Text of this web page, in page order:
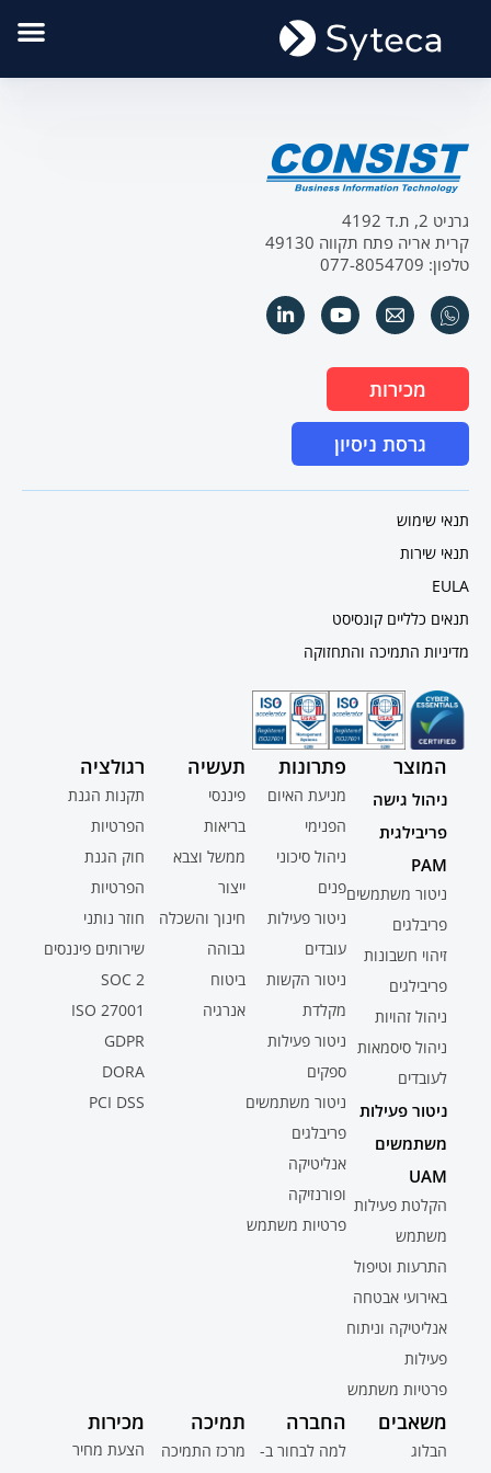
גרניט 2, ת.ד 4192
קרית אריה פתח תקווה 49130
טלפון: 077-8054709
מכירות
גרסת ניסיון
תנאי שימוש
תנאי שירות
EULA
תנאים כלליים קונסיסט
מדיניות התמיכה והתחזוקה
המוצר
ניהול גישה
פריבילגית
PAM
ניטור משתמשים
פריבלגים
זיהוי חשבונות
פריבילגים
ניהול זהויות
ניהול סיסמאות
לעובדים
ניטור פעילות
משתמשים
UAM
הקלטת פעילות
משתמש
התרעות וטיפול
באירועי אבטחה
אנליטיקה וניתוח
פעילות
פרטיות משתמש
פתרונות
מניעת האיום
הפנימי
ניהול סיכוני
פנים
ניטור פעילות
עובדים
ניטור הקשות
מקלדת
ניטור פעילות
ספקים
ניטור משתמשים
פריבלגים
אנליטיקה
ופורנזיקה
פרטיות משתמש
תעשיה
פיננסי
בריאות
ממשל וצבא
ייצור
חינוך והשכלה
גבוהה
ביטוח
אנרגיה
רגולציה
תקנות הגנת
הפרטיות
חוק הגנת
הפרטיות
חוזר נותני
שירותים פיננסים
SOC 2
ISO 27001
GDPR
DORA
PCI DSS
משאבים
הבלוג
החברה
למה לבחור ב-
תמיכה
מרכז התמיכה
מכירות
הצעת מחיר